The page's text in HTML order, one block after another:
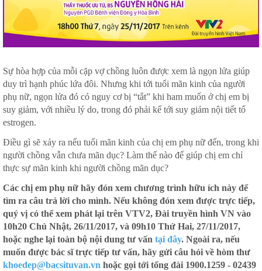
Sự hòa hợp của mỗi cặp vợ chồng luôn được xem là ngọn lửa giúp
duy trì hạnh phúc lứa đôi. Nhưng khi tới tuổi mãn kinh của người
phụ nữ, ngọn lửa đó có nguy cơ bị “tắt” khi ham muốn ở chị em bị
suy giảm, với nhiều lý do, trong đó phải kể tới suy giảm nội tiết tố
estrogen.
Điều gì sẽ xảy ra nếu tuổi mãn kinh của chị em phụ nữ đến, trong khi
người chồng vẫn chưa mãn dục? Làm thế nào để giúp chị em chỉ
thực sự mãn kinh khi người chồng mãn dục?
Các chị em phụ nữ hãy đón xem chương trình hữu ích này để
tìm ra câu trả lời cho mình. Nếu không đón xem được trực tiếp,
quý vị có thể xem phát lại trên VTV2, Đài truyền hình VN vào
10h20 Chủ Nhật, 26/11/2017, và 09h10 Thứ Hai, 27/11/2017,
hoặc nghe lại toàn bộ nội dung tư vấn tại đây. Ngoài ra, nếu
muốn được bác sĩ trực tiếp tư vấn, hãy gửi câu hỏi về hòm thư
khoedep@bacsituvan.vn hoặc gọi tới tổng đài 1900.1259 - 02439